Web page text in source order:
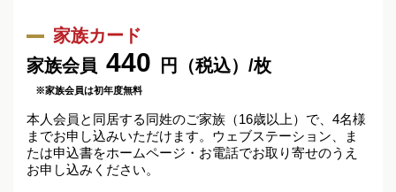
家族カード
家族会員 440 円（税込）/枚
※家族会員は初年度無料
本人会員と同居する同姓のご家族（16歳以上）で、4名様
までお申し込みいただけます。ウェブステーション、ま
たは申込書をホームページ・お電話でお取り寄せのうえ
お申し込みください。